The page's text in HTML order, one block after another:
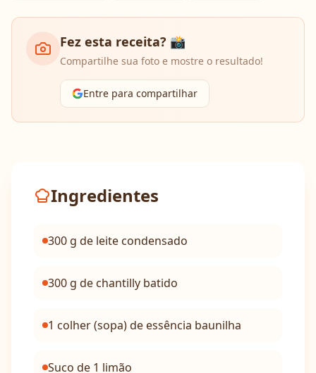
Fez esta receita? 📸
Compartilhe sua foto e mostre o resultado!
Entre para compartilhar
Ingredientes
300 g de leite condensado
300 g de chantilly batido
1 colher (sopa) de essência baunilha
Suco de 1 limão